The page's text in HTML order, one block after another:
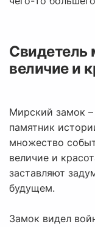
Свидетель
величие и
Мирский замок
памятник
множество
величие и
заставляют
будущем.
Замок видел